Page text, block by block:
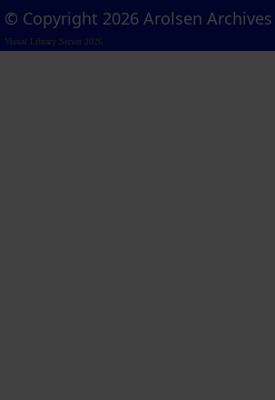
© Copyright 2026 Arolsen Archives
Visual Library Server 2026